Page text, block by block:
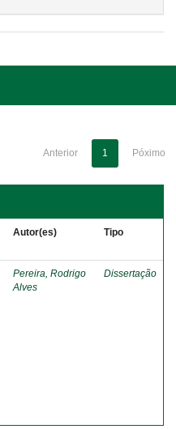
Anterior 1 Póximo
Autor(es) Tipo
Pereira, Rodrigo
Alves
Dissertação